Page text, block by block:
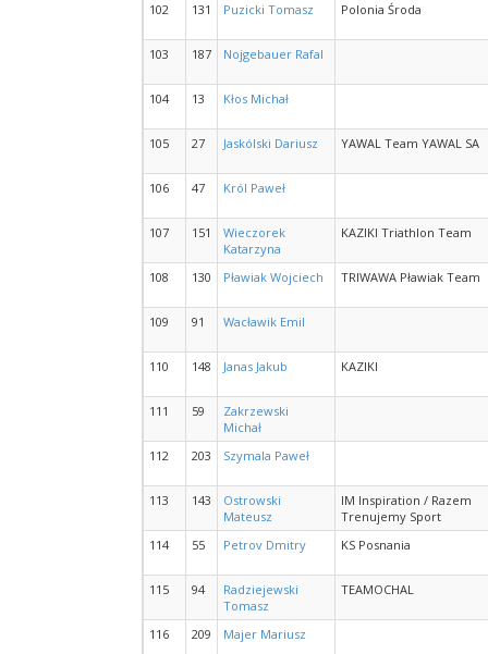
102 131 Puzicki Tomasz Polonia Środa
103 187 Nojgebauer Rafal
104 13 Kłos Michał
105 27 Jaskólski Dariusz YAWAL Team YAWAL SA
106 47 Król Paweł
107 151
Wieczorek
Katarzyna
KAZIKI Triathlon Team
108 130 Pławiak Wojciech TRIWAWA Pławiak Team
109 91 Wacławik Emil
110 148 Janas Jakub KAZIKI
111 59
Zakrzewski
Michał
112
203 Szymala Paweł
113 143
Ostrowski
Mateusz
IM Inspiration / Razem
Trenujemy Sport
114
55 Petrov Dmitry KS Posnania
115 94
Radziejewski
Tomasz
TEAMOCHAL
116 209 Majer Mariusz